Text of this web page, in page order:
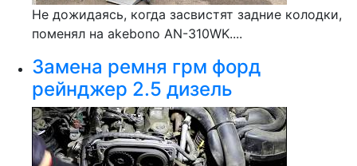
Не дожидаясь, когда засвистят задние колодки,
поменял на akebono AN-310WK....
Замена ремня грм форд
рейнджер 2.5 дизель